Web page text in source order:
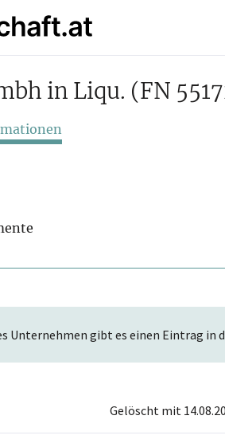
in Liqu. (FN
Unternehmen gibt es einen Eintrag in
Gelöscht mit